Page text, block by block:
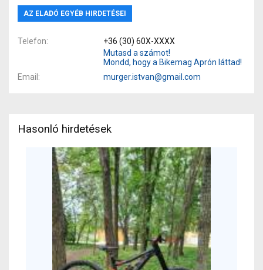
AZ ELADÓ EGYÉB HIRDETÉSEI
Telefon
+36 (30) 60X-XXXX
Mutasd a számot!
Mondd, hogy a Bikemag Aprón láttad!
Email
murger.istvan@gmail.com
Hasonló hirdetések